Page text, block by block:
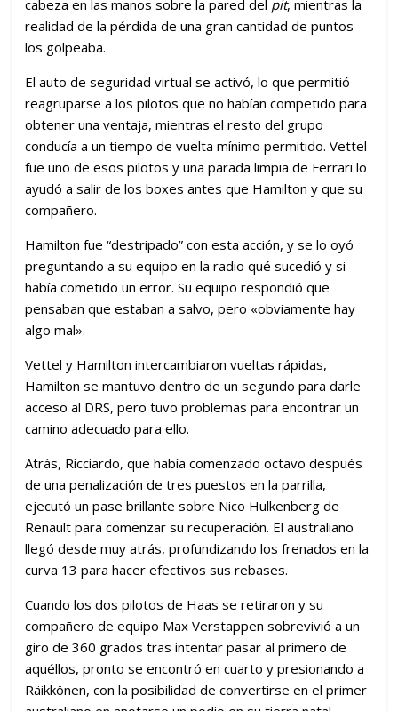
cabeza en las manos sobre la pared del pit, mientras la
realidad de la pérdida de una gran cantidad de puntos
los golpeaba.
El auto de seguridad virtual se activó, lo que permitió
reagruparse a los pilotos que no habían competido para
obtener una ventaja, mientras el resto del grupo
conducía a un tiempo de vuelta mínimo permitido. Vettel
fue uno de esos pilotos y una parada limpia de Ferrari lo
ayudó a salir de los boxes antes que Hamilton y que su
compañero.
Hamilton fue “destripado” con esta acción, y se lo oyó
preguntando a su equipo en la radio qué sucedió y si
había cometido un error. Su equipo respondió que
pensaban que estaban a salvo, pero «obviamente hay
algo mal».
Vettel y Hamilton intercambiaron vueltas rápidas,
Hamilton se mantuvo dentro de un segundo para darle
acceso al DRS, pero tuvo problemas para encontrar un
camino adecuado para ello.
Atrás, Ricciardo, que había comenzado octavo después
de una penalización de tres puestos en la parrilla,
ejecutó un pase brillante sobre Nico Hulkenberg de
Renault para comenzar su recuperación. El australiano
llegó desde muy atrás, profundizando los frenados en la
curva 13 para hacer efectivos sus rebases.
Cuando los dos pilotos de Haas se retiraron y su
compañero de equipo Max Verstappen sobrevivió a un
giro de 360 ​​grados tras intentar pasar al primero de
aquéllos, pronto se encontró en cuarto y presionando a
Räikkönen, con la posibilidad de convertirse en el primer